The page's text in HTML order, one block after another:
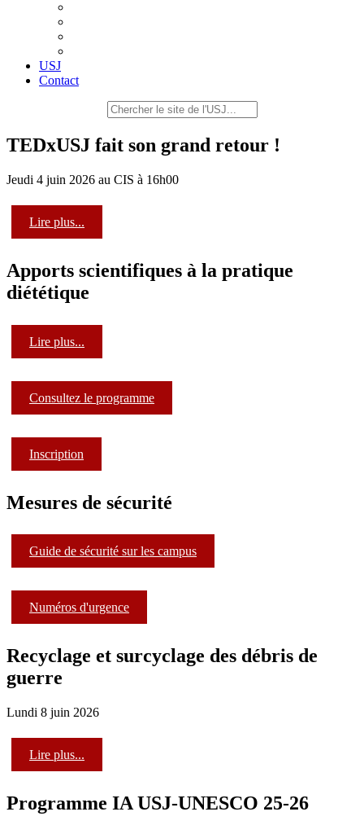
USJ
Contact
TEDxUSJ fait son grand retour !
Jeudi 4 juin 2026 au CIS à 16h00
Lire plus...
Apports scientifiques à la pratique
diététique
Lire plus...
Consultez le programme
Inscription
Mesures de sécurité
Guide de sécurité sur les campus
Numéros d'urgence
Recyclage et surcyclage des débris de
guerre
Lundi 8 juin 2026
Lire plus...
Programme IA USJ-UNESCO 25-26